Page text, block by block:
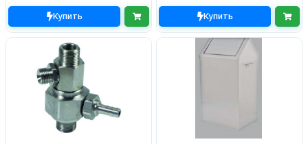
Купить Купить